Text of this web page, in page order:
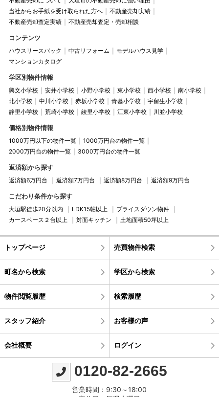
当社からお手紙を受け取られた方へ
不動産売却実績
不動産売却査定実績
不動産売却査定・売却相談
コンテンツ
ハウスリースバック 中古リフォーム
モデルハウス見学
マンションカタログ
学区別物件情報
興文小学校 安井小学校 小野小学校 東小学校 西小学校
南小学校
北小学校
中川小学校 赤坂小学校 青墓小学校
宇留生小学校
静里小学校
荒崎小学校 綾里小学校 江東小学校 川並小学校
価格別物件情報
1000万円以下の物件一覧
1000万円台の物件一覧
2000万円台の物件一覧
3000万円台の物件一覧
返済額から探す
返済額6万円台 返済額7万円台 返済額8万円台 返済額9万円台
こだわり条件から探す
大垣駅徒歩20分以内 LDK15帖以上
プライスダウン物件
カースペース２台以上
対面キッチン 土地面積50坪以上
トップページ 売買物件検索
町名から検索 学区から検索
物件閲覧履歴 検索履歴
スタッフ紹介 お客様の声
会社概要 ログイン
0120-82-2665
営業時間：9:30～18:00